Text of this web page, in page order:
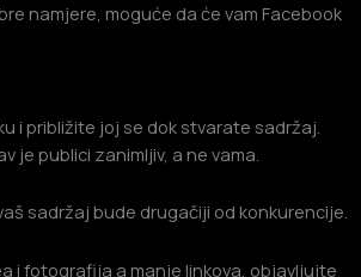
namjere, moguće da će vam Facebook
i približite joj se dok stvarate sadržaj.
je publici zanimljiv, a ne vama.
sadržaj bude drugačiji od konkurencije.
i fotografija a manje linkova, objavljujte